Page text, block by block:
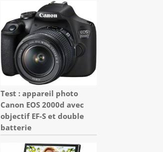
Test : appareil photo
Canon EOS 2000d avec
objectif EF-S et double
batterie